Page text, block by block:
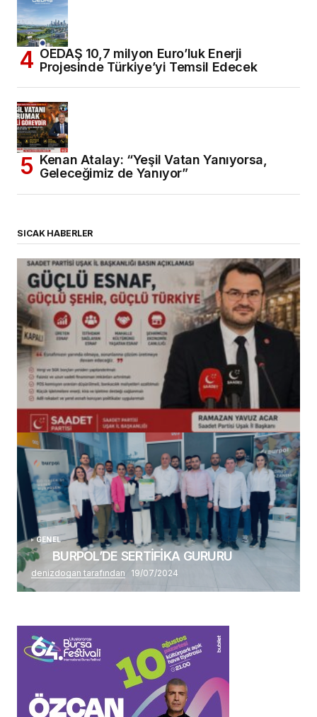
OEDAŞ 10,7 milyon Euro’luk Enerji
Projesinde Türkiye’yi Temsil Edecek
Kenan Atalay: “Yeşil Vatan Yanıyorsa,
Geleceğimiz de Yanıyor”
SICAK HABERLER
(başlıksız)
Alaattin Karahan tarafından 14/07/2026
GENEL
BURPOL’DE SERTİFİKA GURURU
denizdogan tarafından 19/07/2024